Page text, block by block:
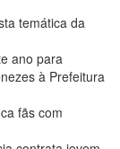
temática da
ano para
à Prefeitura
fãs com